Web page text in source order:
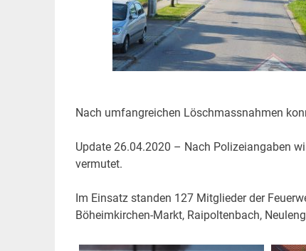
Nach umfangreichen Löschmassnahmen
Update 26.04.2020 – Nach Polizeiangaben
vermutet.
Im Einsatz standen 127 Mitglieder der
Böheimkirchen-Markt, Raipoltenbach,